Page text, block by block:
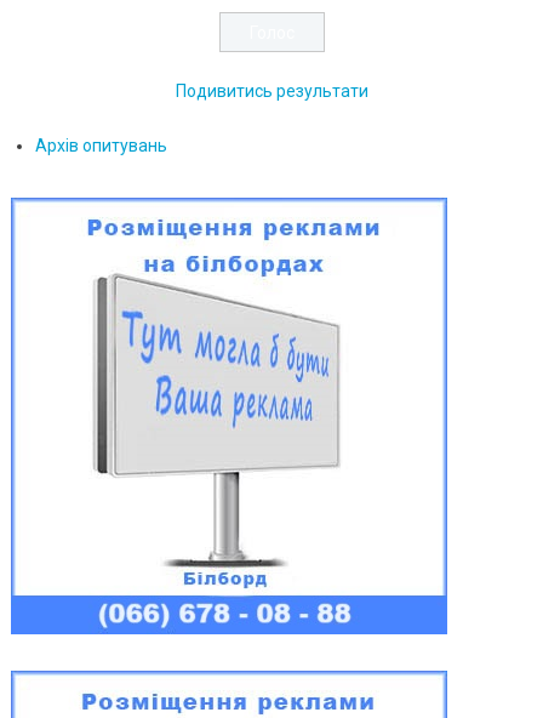
Подивитись результати
Архів опитувань